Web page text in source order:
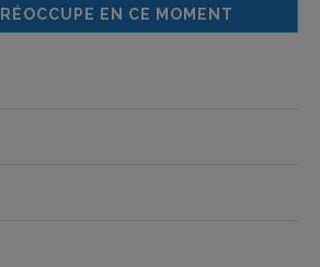
EN CE MOMENT